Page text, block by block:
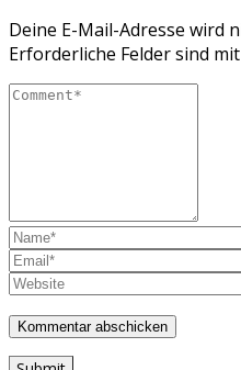
Deine E-Mail-Adresse wird
Erforderliche Felder sind mit